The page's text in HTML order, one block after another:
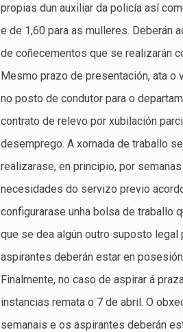
propias dun auxiliar da policía así
e de 1,60 para as mulleres. Deberán
de coñecementos que se realizarán
Mesmo prazo de presentación, ata o
no posto de condutor para o
contrato de relevo por xubilación
desemprego. A xornada de traballo
realizarase, en principio, por
necesidades do servizo previo
configurarase unha bolsa de traballo
que se dea algún outro suposto legal
aspirantes deberán estar en
Finalmente, no caso de aspirar á
instancias remata o 7 de abril. O
semanais e os aspirantes deberán